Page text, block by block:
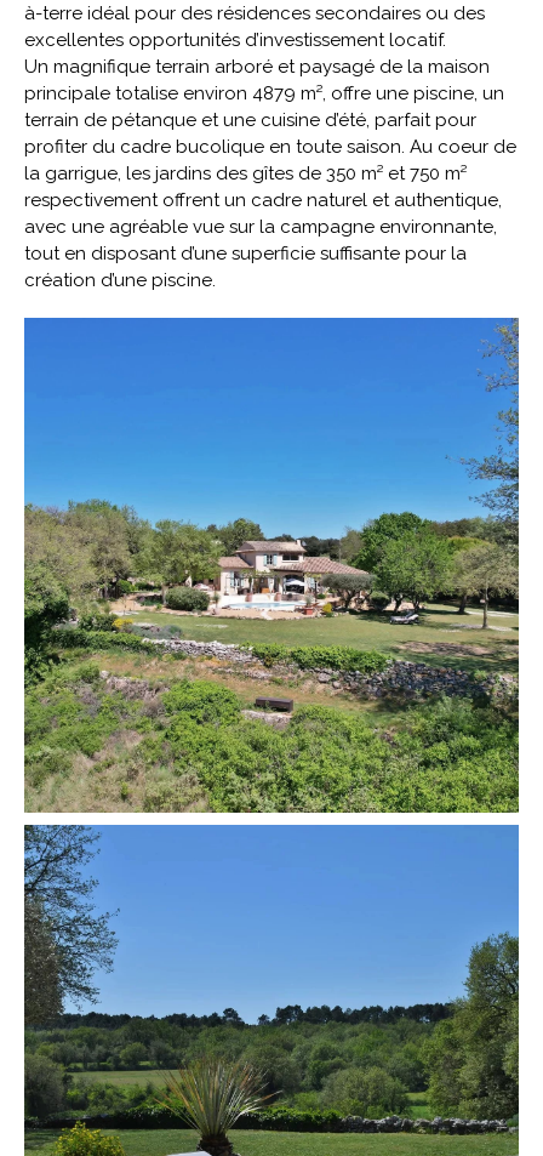
à-terre idéal pour des résidences secondaires ou des
excellentes opportunités d’investissement locatif.
Un magnifique terrain arboré et paysagé de la maison
principale totalise environ 4879 m², offre une piscine, un
terrain de pétanque et une cuisine d’été, parfait pour
profiter du cadre bucolique en toute saison. Au coeur de
la garrigue, les jardins des gîtes de 350 m² et 750 m²
respectivement offrent un cadre naturel et authentique,
avec une agréable vue sur la campagne environnante,
tout en disposant d’une superficie suffisante pour la
création d’une piscine.